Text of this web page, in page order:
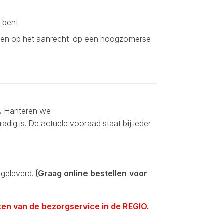
op het aanrecht op een hoogzomerse
Hanteren we
is. De actuele vooraad staat bij ieder
(Graag online bestellen voor
van de bezorgservice in de REGIO.